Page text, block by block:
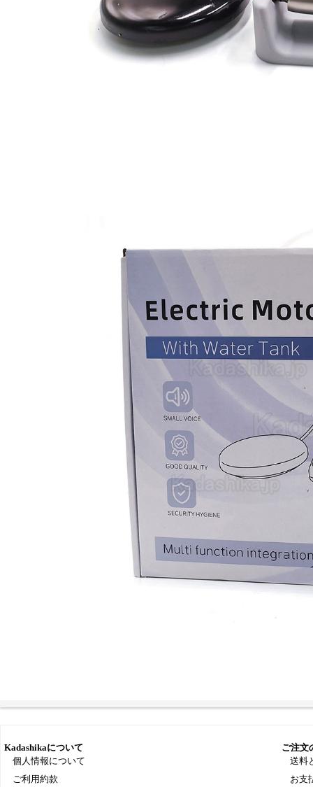
Kadashikaについて
個人情報について
ご利用約款
ご注文
送料
お支